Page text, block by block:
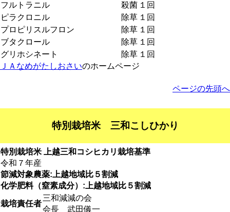
フルトラニル
殺菌 １回
ピラクロニル
除草 １回
プロピリスルフロン
除草 １回
ブタクロール
除草 １回
グリホシネート
除草 １回
ＪＡなめがたしおさいのホームページ
ページの先頭へ
特別栽培米 三和こしひかり
特別栽培米 上越三和コシヒカリ栽培基準
令和７年産
節減対象農薬:上越地域比５割減
化学肥料（窒素成分）:上越地域比５割減
栽培責任者
三和減減の会
会長 武田儀一